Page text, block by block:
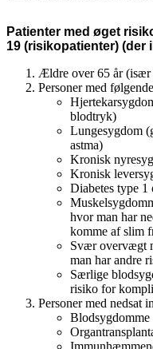
Patienter med øget
19 (risikopatienter) (der
Ældre over 65 år (især
Personer med
blodtryk)
Lungesygdom
astma)
Kronisk
Kronisk
Diabetes type
hvor man har
komme af slim
Svær overvægt
man har andre
Særlige
risiko for
Personer med nedsat
Blodsygdomme